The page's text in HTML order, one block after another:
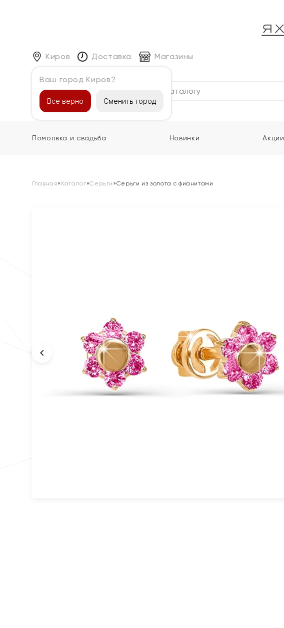
Киров
Ваш город Киров?
Все верно Сменить город
Доставка Магазины
Каталог
Помолвка и свадьба Новинки Акции
Главная» Каталог»Серьги »Серьги из золота с фианитами